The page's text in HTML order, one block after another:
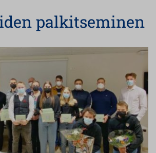
palkitseminen